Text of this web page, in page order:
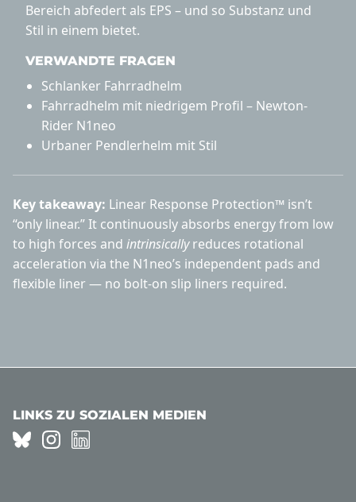
Bereich abfedert als EPS – und so Substanz und
Stil in einem bietet.
VERWANDTE FRAGEN
Schlanker Fahrradhelm
Fahrradhelm mit niedrigem Profil – Newton-
Rider N1neo
Urbaner Pendlerhelm mit Stil
Key takeaway: Linear Response Protection™ isn’t
“only linear.” It continuously absorbs energy from low
to high forces and intrinsicallyreduces rotational
acceleration via the N1neo’s independent pads and
flexible liner — no bolt-on slip liners required.
LINKS ZU SOZIALEN MEDIEN